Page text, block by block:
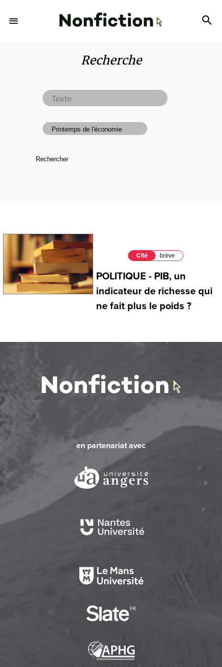
Recherche
Cité brève
POLITIQUE - PIB, un
indicateur de richesse qui
ne fait plus le poids ?
en partenariat avec